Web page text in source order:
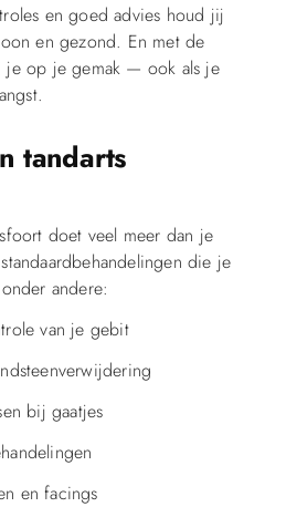
en goed advies houd jij
en gezond. En met de
je op je gemak — ook als je
tandarts
doet veel meer dan je
die je
andere:
van je gebit
bij gaatjes
en facings